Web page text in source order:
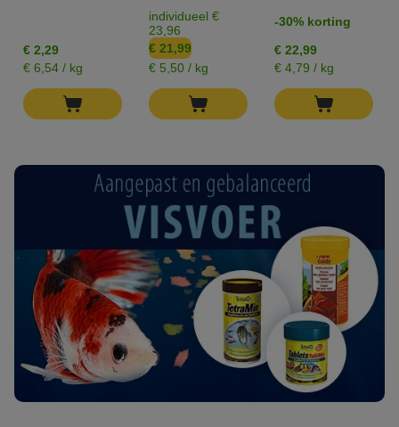
€ 2,29
€ 6,54 / kg
individueel €
23,96
€ 21,99
€ 5,50 / kg
-30% korting
€ 22,99
€ 4,79 / kg